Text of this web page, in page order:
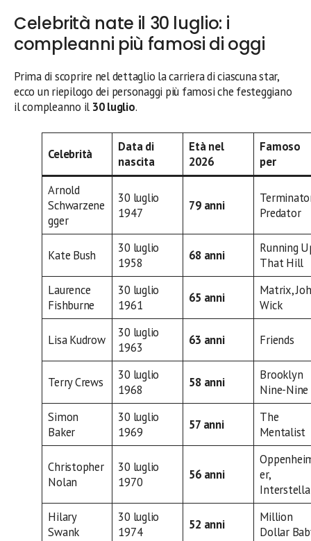
Celebrità nate il 30 luglio: i
compleanni più famosi di oggi
Prima di scoprire nel dettaglio la carriera di ciascuna star,
ecco un riepilogo dei personaggi più famosi che festeggiano
il compleanno il 30 luglio.
Celebrità
Data di
nascita
Età nel
2026
Famoso
per
Arnold
Schwarzene
gger
30 luglio
1947
79 anni
Predator
Kate Bush
30 luglio
1958
68 anni
Running
That Hill
Laurence
Fishburne
30 luglio
1961
65 anni
Matrix,
Wick
Lisa Kudrow
30 luglio
1963
63 anni Friends
Terry Crews
30 luglio
1968
58 anni
Brooklyn
Nine-Nine
Simon
Baker
30 luglio
1969
57 anni
The
Mentalist
Christopher
Nolan
30 luglio
1970
56 anni
er,
Hilary
Swank
30 luglio
1974
52 anni
Million
Dollar